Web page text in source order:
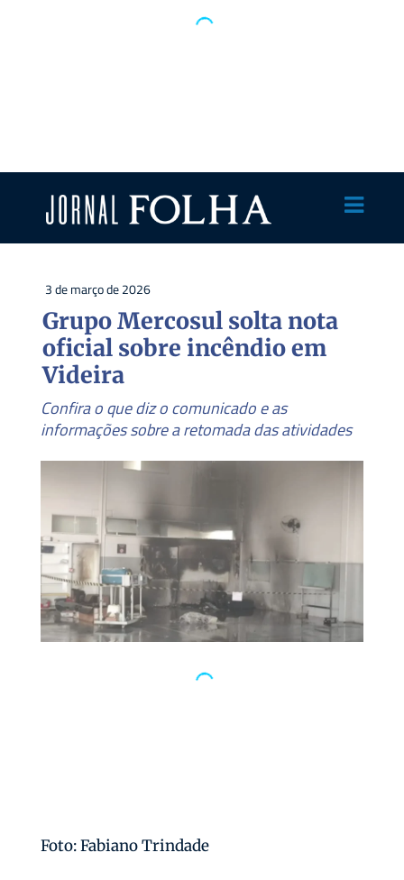
3 de março de 2026
Grupo Mercosul solta nota
oficial sobre incêndio em
Videira
Confira o que diz o comunicado e as
informações sobre a retomada das atividades
Foto: Fabiano Trindade